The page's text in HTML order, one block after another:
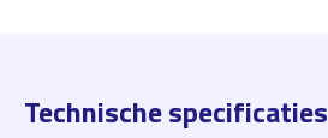
Technische specificaties